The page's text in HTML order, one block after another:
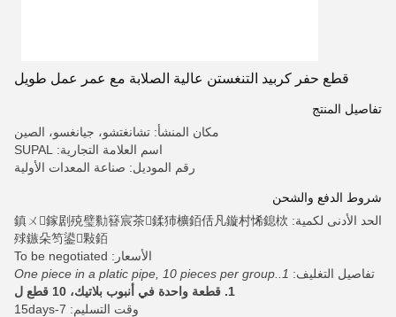
قطع حفر كربيد التنغستن عالية الصلابة مع عمر عمل طويل
تفاصيل المنتج
مكان المنشأ: تشانغتشو، جيانغسو، الصين
اسم العلامة التجارية: SUPAL
رقم الموديل: صناعة المعدات الأولية
شروط الدفع والشحن
الحد الأدنى لكمية: 鎮ㄨ鎵剧殑璧勬簮宸茶鍒犻櫎銆佸凡鏇村悕鎴栨
殏鏃朵笉鍙敤銆
الأسعار: To be negotiated
تفاصيل التغليف: 1.One piece in a platic pipe, 10 pieces per group.
1. قطعة واحدة في أنبوب بلاتيك، 10 قطع ل
وقت التسليم: 7-15days